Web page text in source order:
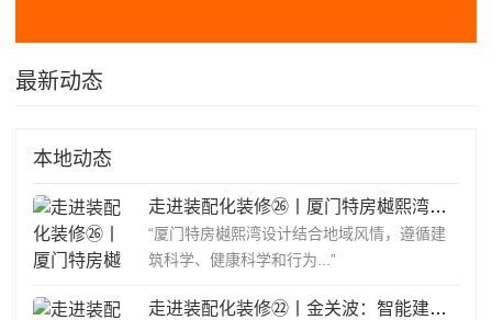
最新动态
本地动态
走进装配化装修㉖丨厦门特房樾熙湾项目
“厦门特房樾熙湾设计结合地域风情，遵循建
筑科学、健康科学和行为...”
走进装配化装修㉒丨金关波：智能建筑装配式装修发展机遇